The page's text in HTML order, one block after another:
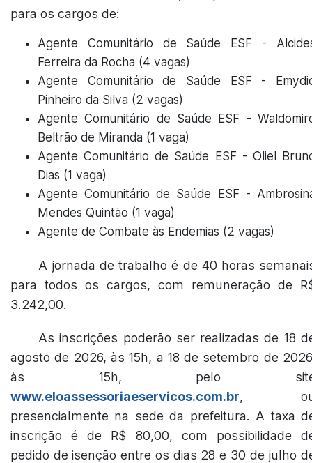
para os cargos de:
Agente Comunitário de Saúde ESF -
Ferreira da Rocha (4 vagas)
Agente Comunitário de Saúde ESF -
Pinheiro da Silva (2 vagas)
Agente Comunitário de Saúde ESF -
Beltrão de Miranda (1 vaga)
Agente Comunitário de Saúde ESF - Oliel
Dias (1 vaga)
Agente Comunitário de Saúde ESF -
Mendes Quintão (1 vaga)
Agente de Combate às Endemias (2 vagas)
A jornada de trabalho é de 40 horas
para todos os cargos, com remuneração de
3.242,00.
As inscrições poderão ser realizadas de 18
agosto de 2026, às 15h, a 18 de setembro de
às 15h, pelo
www.eloassessoriaeservicos.com.br,
presencialmente na sede da prefeitura. A taxa
inscrição é de R$ 80,00, com possibilidade
pedido de isenção entre os dias 28 e 30 de julho